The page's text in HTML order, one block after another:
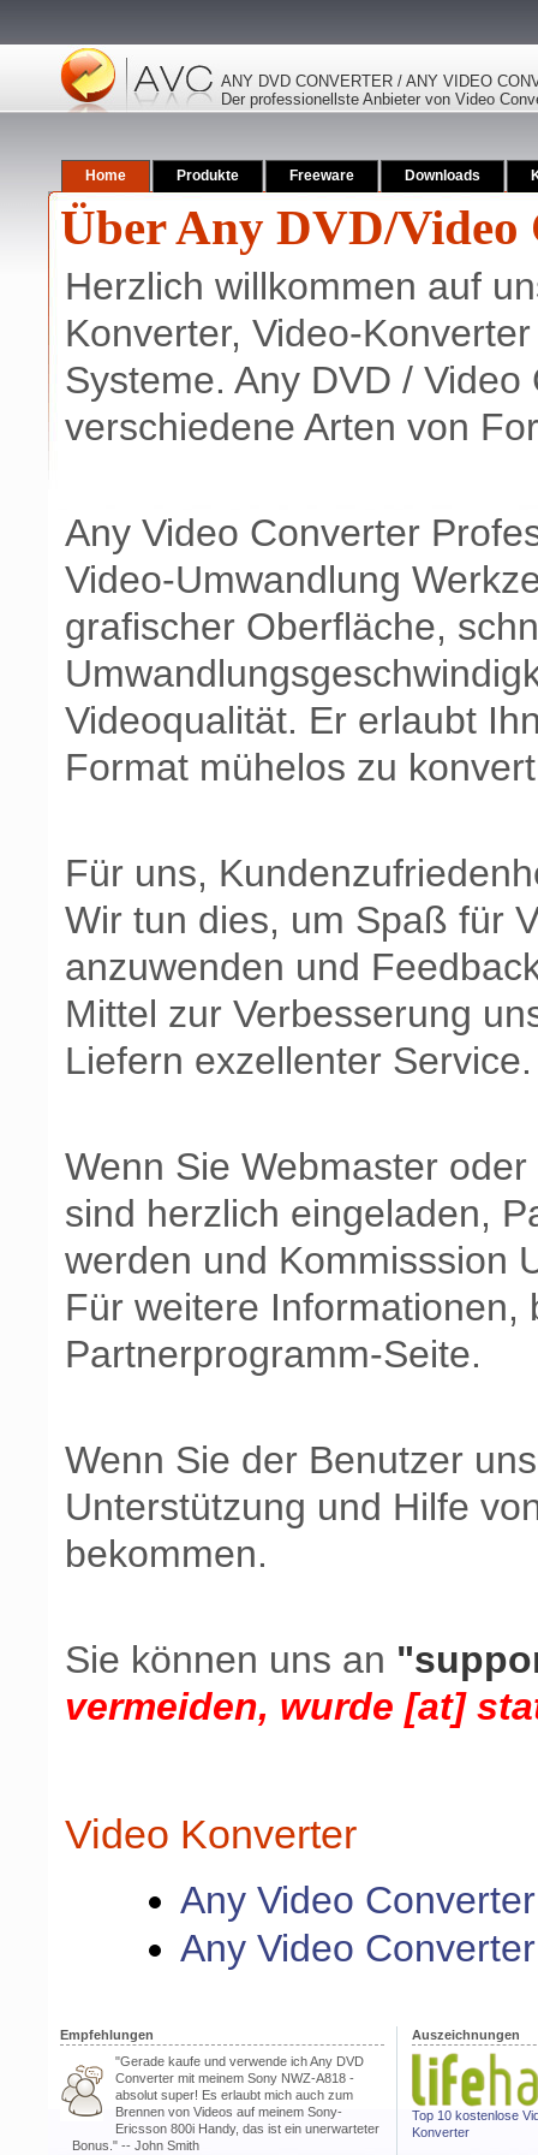
ANY DVD CONVERTER / ANY VIDEO
Der professionellste Anbieter von Video
Home Produkte Freeware Downloads
Über Any DVD/Video
Herzlich willkommen auf
Konverter, Video-
Systeme. Any DVD /
verschiedene Arten von
Any Video Converter
Video-Umwandlung
grafischer Oberfläche,
Videoqualität. Er erlaubt
Format mühelos zu
Für uns,
Wir tun dies, um Spaß für
anzuwenden und
Mittel zur Verbesserung
Liefern exzellenter Service.
Wenn Sie Webmaster
sind herzlich eingeladen,
werden und Kommisssion
Für weitere Informationen,
Partnerprogramm-Seite.
Wenn Sie der Benutzer
Unterstützung und Hilfe
bekommen.
Sie können uns an "
vermeiden, wurde [at]
Video Konverter
Any Video Converter
Any Video
Empfehlungen
"Gerade kaufe und verwende ich Any DVD
Converter mit meinem Sony NWZ-A818 -
absolut super! Es erlaubt mich auch zum
Brennen von Videos auf meinem Sony-
Ericsson 800i Handy, das ist ein unerwarteter
Bonus." -- John Smith
Auszeichnungen
Top 10 kostenlose
Konverter